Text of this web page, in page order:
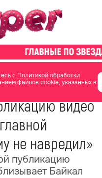
с Политикой обработки
файлов cookie, указанных в
новости
видео
не навредил»
публикацию
Байкал